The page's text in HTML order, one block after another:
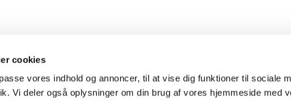
cookies
vores indhold og annoncer, til at vise dig funktioner til sociale
Vi deler også oplysninger om din brug af vores hjemmeside med